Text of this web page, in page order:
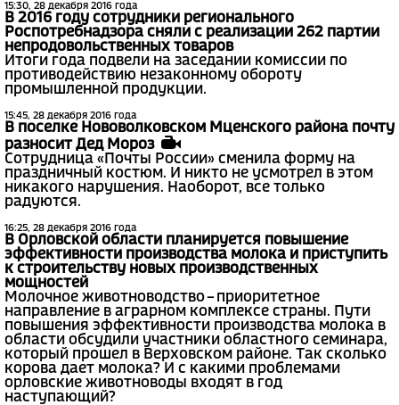
15:30, 28 декабря 2016 года
В 2016 году сотрудники регионального
Роспотребнадзора сняли с реализации 262 партии
непродовольственных товаров
Итоги года подвели на заседании комиссии по
противодействию незаконному обороту
промышленной продукции.
15:45, 28 декабря 2016 года
В поселке Нововолковском Мценского района почту
разносит Дед Мороз
Сотрудница «Почты России» сменила форму на
праздничный костюм. И никто не усмотрел в этом
никакого нарушения. Наоборот, все только
радуются.
16:25, 28 декабря 2016 года
В Орловской области планируется повышение
эффективности производства молока и приступить
к строительству новых производственных
мощностей
Молочное животноводство – приоритетное
направление в аграрном комплексе страны. Пути
повышения эффективности производства молока в
области обсудили участники областного семинара,
который прошел в Верховском районе. Так сколько
корова дает молока? И с какими проблемами
орловские животноводы входят в год
наступающий?